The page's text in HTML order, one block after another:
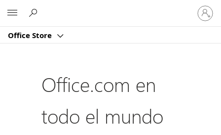
Office Store
Iniciar
sesión
en
cuenta
Office.com en
todo el mundo